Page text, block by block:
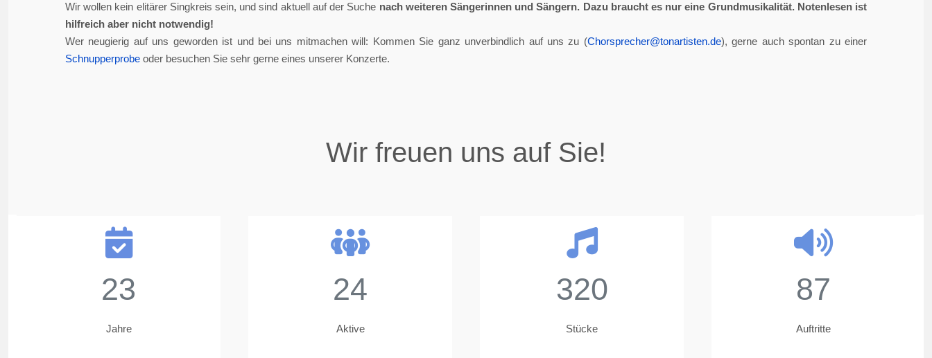
Wir wollen kein elitärer Singkreis sein, und sind aktuell auf der Suche nach weiteren Sängerinnen und Sängern. Dazu braucht es nur eine Grundmusikalität. Notenlesen ist
hilfreich aber nicht notwendig!
Wer neugierig auf uns geworden ist und bei uns mitmachen will: Kommen Sie ganz unverbindlich auf uns zu (Chorsprecher@tonartisten.de), gerne auch spontan zu einer
Schnupperprobe oder besuchen Sie sehr gerne eines unserer Konzerte.
Wir freuen uns auf Sie!
23
Jahre
24
Aktive
320
Stücke
87
Auftritte